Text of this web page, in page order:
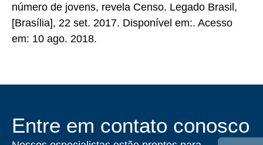
número de jovens, revela Censo. Legado Brasil,
[Brasília], 22 set. 2017. Disponível em:. Acesso
em: 10 ago. 2018.
Entre em contato conosco